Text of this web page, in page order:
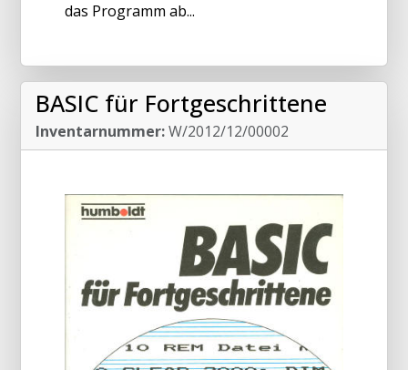
das Programm ab...
BASIC für Fortgeschrittene
Inventarnummer:W/2012/12/00002